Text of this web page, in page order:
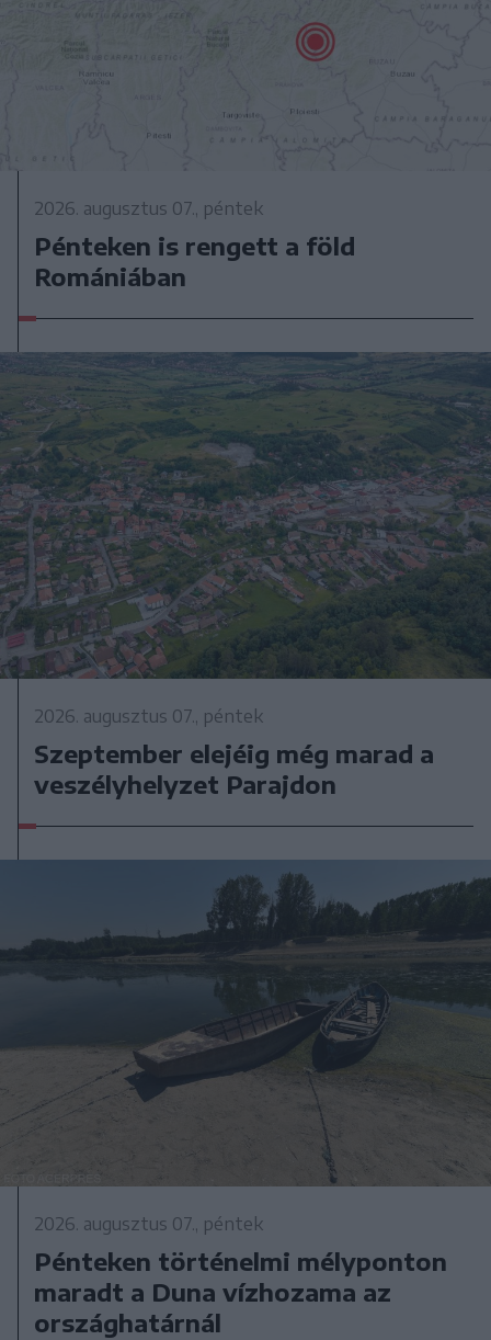
2026. augusztus 07., péntek
Pénteken is rengett a föld
Romániában
2026. augusztus 07., péntek
Szeptember elejéig még marad a
veszélyhelyzet Parajdon
2026. augusztus 07., péntek
Pénteken történelmi mélyponton
maradt a Duna vízhozama az
országhatárnál